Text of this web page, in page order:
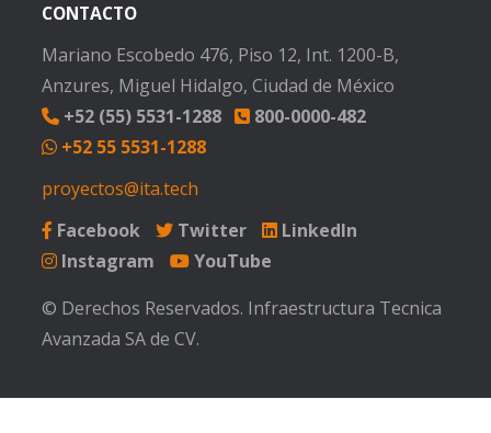
CONTACTO
Mariano Escobedo 476, Piso 12, Int. 1200-B,
Anzures, Miguel Hidalgo, Ciudad de México
+52 (55) 5531-1288
800-0000-482
+52 55 5531-1288
proyectos@ita.tech
Facebook
Twitter
LinkedIn
Instagram
YouTube
© Derechos Reservados. Infraestructura Tecnica
Avanzada SA de CV.